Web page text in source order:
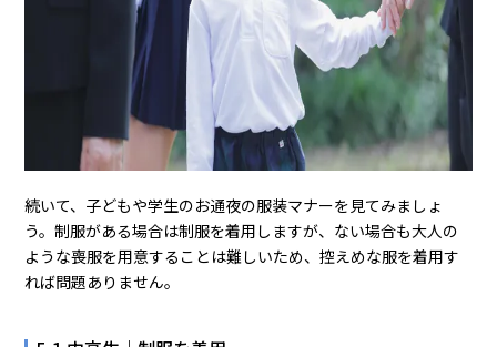
続いて、子どもや学生のお通夜の服装マナーを見てみましょ
う。制服がある場合は制服を着用しますが、ない場合も大人の
ような喪服を用意することは難しいため、控えめな服を着用す
れば問題ありません。